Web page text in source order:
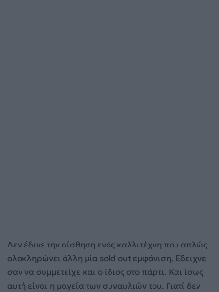
Δεν έδινε την αίσθηση ενός καλλιτέχνη που απλώς
ολοκληρώνει άλλη μία sold out εμφάνιση. Έδειχνε
σαν να συμμετείχε και ο ίδιος στο πάρτι. Και ίσως
αυτή είναι η μαγεία των συναυλιών του. Γιατί δεν